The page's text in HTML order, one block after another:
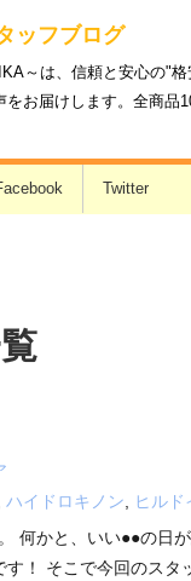
ッフブログ
～は、信頼と安心の"
をお届けします。全商品
Twitter
ハイドロキノン ヒルド
何かと、いい●●の日
！ そこで今回のスタ